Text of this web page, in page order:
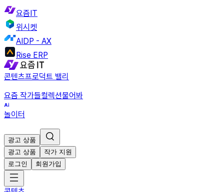
요즘IT
위시켓
AIDP - AX
Rise ERP
콘텐츠프로덕트 밸리
요즘 작가들컬렉션물어봐
놀이터
광고 상품
광고 상품
작가 지원
로그인
회원가입